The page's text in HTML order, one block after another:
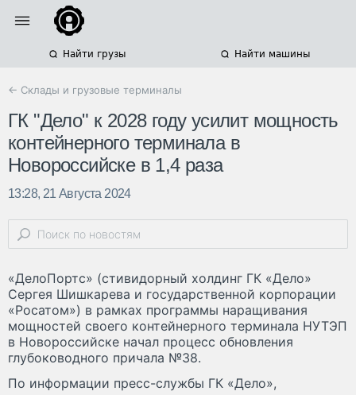
Найти грузы Найти машины
← Склады и грузовые терминалы
ГК "Дело" к 2028 году усилит мощность
контейнерного терминала в
Новороссийске в 1,4 раза
13:28, 21 Августа 2024
«ДелоПортс» (стивидорный холдинг ГК «Дело»
Сергея Шишкарева и государственной корпорации
«Росатом») в рамках программы наращивания
мощностей своего контейнерного терминала НУТЭП
в Новороссийске начал процесс обновления
глубоководного причала №38.
По информации пресс-службы ГК «Дело»,